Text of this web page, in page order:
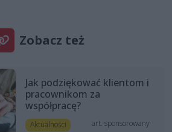
Zobacz też
Jak podziękować klientom i
pracownikom za
współpracę?
Aktualności art. sponsorowany